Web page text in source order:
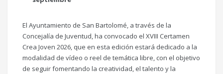
El Ayuntamiento de San Bartolomé, a través de la
Concejalía de Juventud, ha convocado el XVIII Certamen
Crea Joven 2026, que en esta edición estará dedicado a la
modalidad de vídeo o reel de temática libre, con el objetivo
de seguir fomentando la creatividad, el talento y la